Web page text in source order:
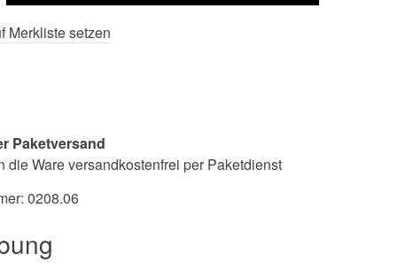
Merkliste setzen
Paketversand
die Ware versandkostenfrei per Paketdienst
0208.06